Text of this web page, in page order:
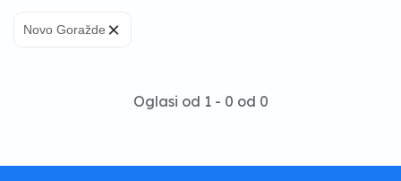
Novo Goražde ×
Oglasi od 1 - 0 od 0